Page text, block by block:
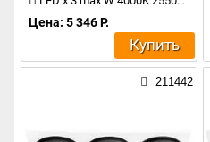
Цена: 5 346 Р.
Купить
211442